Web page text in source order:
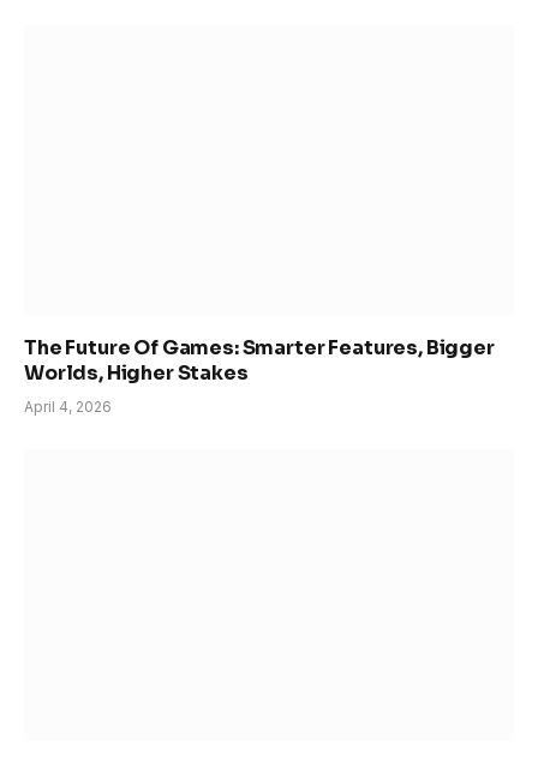
The Future Of Games: Smarter Features, Bigger
Worlds, Higher Stakes
April 4, 2026